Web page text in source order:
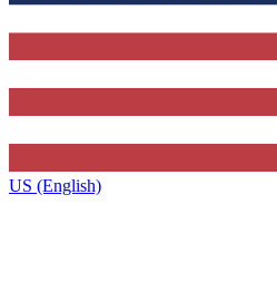
US (English)